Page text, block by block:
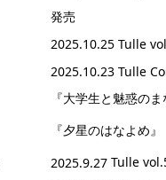
発売
2025.10.25 Tulle
2025.10.23 Tulle
『大学生と魅惑の
『夕星のはなよめ』
2025.9.27 Tulle